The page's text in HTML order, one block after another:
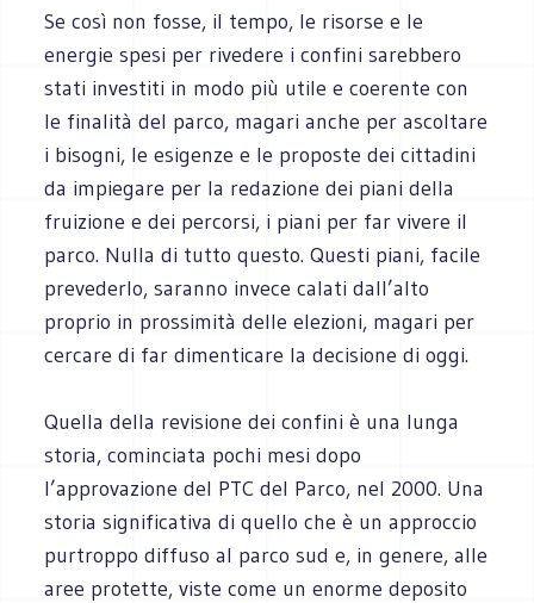
Se così non fosse, il tempo, le risorse e le
energie spesi per rivedere i confini sarebbero
stati investiti in modo più utile e coerente con
le finalità del parco, magari anche per ascoltare
i bisogni, le esigenze e le proposte dei cittadini
da impiegare per la redazione dei piani della
fruizione e dei percorsi, i piani per far vivere il
parco. Nulla di tutto questo. Questi piani, facile
prevederlo, saranno invece calati dall’alto
proprio in prossimità delle elezioni, magari per
cercare di far dimenticare la decisione di oggi.
Quella della revisione dei confini è una lunga
storia, cominciata pochi mesi dopo
l’approvazione del PTC del Parco, nel 2000. Una
storia significativa di quello che è un approccio
purtroppo diffuso al parco sud e, in genere, alle
aree protette, viste come un enorme deposito